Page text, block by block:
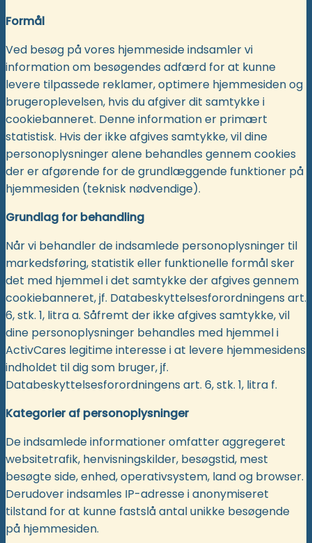
Formål
Ved besøg på vores hjemmeside indsamler vi
information om besøgendes adfærd for at kunne
levere tilpassede reklamer, optimere hjemmesiden og
brugeroplevelsen, hvis du afgiver dit samtykke i
cookiebanneret. Denne information er primært
statistisk. Hvis der ikke afgives samtykke, vil dine
personoplysninger alene behandles gennem cookies
der er afgørende for de grundlæggende funktioner på
hjemmesiden (teknisk nødvendige).
Grundlag for behandling
Når vi behandler de indsamlede personoplysninger til
markedsføring, statistik eller funktionelle formål sker
det med hjemmel i det samtykke der afgives gennem
cookiebanneret, jf. Databeskyttelsesforordningens art.
6, stk. 1, litra a. Såfremt der ikke afgives samtykke, vil
dine personoplysninger behandles med hjemmel i
ActivCares legitime interesse i at levere hjemmesidens
indholdet til dig som bruger, jf.
Databeskyttelsesforordningens art. 6, stk. 1, litra f.
Kategorier af personoplysninger
De indsamlede informationer omfatter aggregeret
websitetrafik, henvisningskilder, besøgstid, mest
besøgte side, enhed, operativsystem, land og browser.
Derudover indsamles IP-adresse i anonymiseret
tilstand for at kunne fastslå antal unikke besøgende
på hjemmesiden.